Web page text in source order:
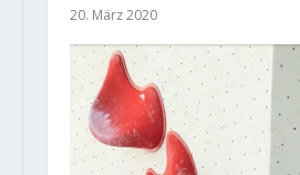
20. März 2020